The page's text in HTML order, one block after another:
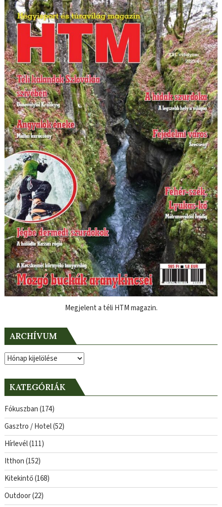
Megjelent a téli HTM magazin.
ARCHÍVUM
Archívum
KATEGÓRIÁK
Fókuszban(174)
Gasztro / Hotel(52)
Hírlevél(111)
Itthon(152)
Kitekintő(168)
Outdoor(22)